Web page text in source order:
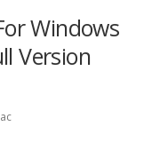
Windows
Version